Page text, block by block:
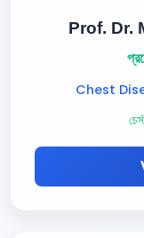
Prof. Dr.
Chest